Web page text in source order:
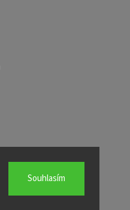
Souhlasím